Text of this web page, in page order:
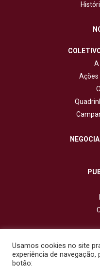
A
Ações
Usamos cookies no site
experiência de
botão: